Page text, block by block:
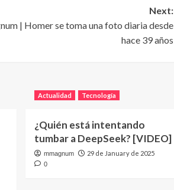
Next:
| Homer se toma una foto diaria desde
hace 39 años
Actualidad Tecnología
¿Quién está intentando
tumbar a DeepSeek? [VIDEO]
mmagnum 29 de January de 2025
0